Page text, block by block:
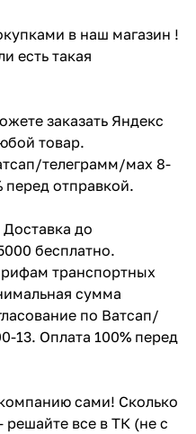
в наш магазин !
есть такая
заказать Яндекс
товар.
телеграмм/мах 8-
перед отправкой.
до
бесплатно.
транспортных
сумма
по Ватсап/
13. Оплата 100% перед
сами! Сколько
решайте все в ТК (не с